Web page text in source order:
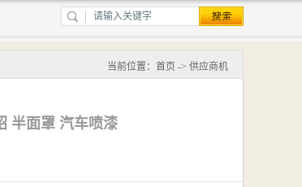
当前位置： 首页 -> 供应商机
半面罩 汽车喷漆